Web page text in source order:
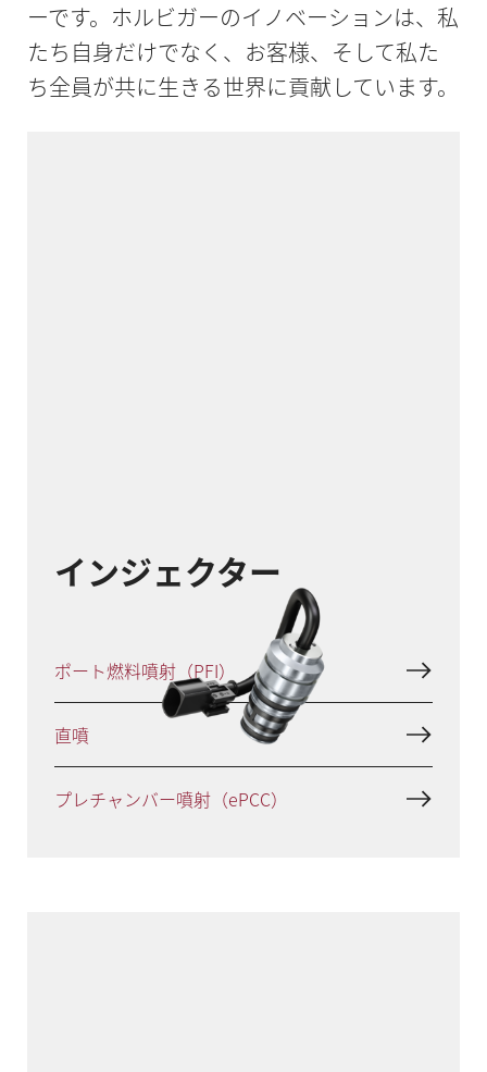
ーです。ホルビガーのイノベーションは、私
たち自身だけでなく、お客様、そして私た
ち全員が共に生きる世界に貢献しています。
インジェクター
ポート燃料噴射（PFI）
直噴
プレチャンバー噴射（ePCC）